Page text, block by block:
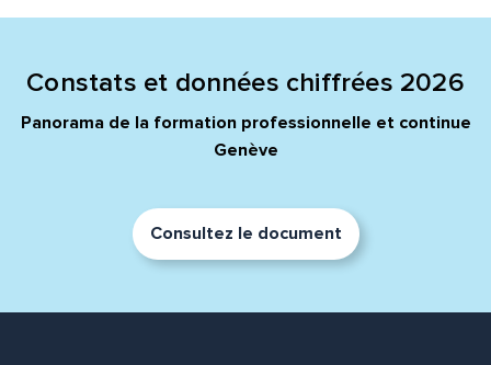
Constats et données chiffrées 2026
Panorama de la formation professionnelle et continue
Genève
Consultez le document
Prénom et nom*